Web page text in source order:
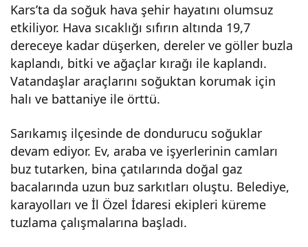
Kars’ta da soğuk hava şehir hayatını olumsuz
etkiliyor. Hava sıcaklığı sıfırın altında 19,7
dereceye kadar düşerken, dereler ve göller buzla
kaplandı, bitki ve ağaçlar kırağı ile kaplandı.
Vatandaşlar araçlarını soğuktan korumak için
halı ve battaniye ile örttü.
Sarıkamış ilçesinde de dondurucu soğuklar
devam ediyor. Ev, araba ve işyerlerinin camları
buz tutarken, bina çatılarında doğal gaz
bacalarında uzun buz sarkıtları oluştu. Belediye,
karayolları ve İl Özel İdaresi ekipleri küreme
tuzlama çalışmalarına başladı.
m
oldu